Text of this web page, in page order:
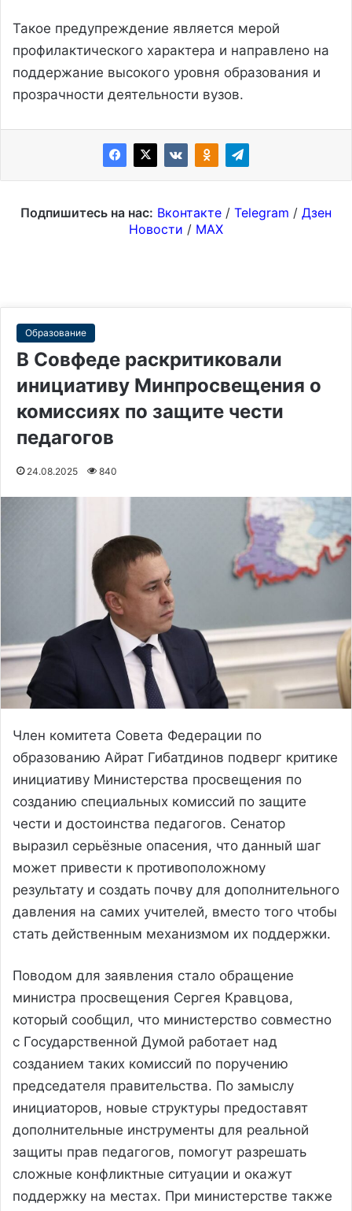
Такое предупреждение является мерой
профилактического характера и направлено на
поддержание высокого уровня образования и
прозрачности деятельности вузов.
Подпишитесь на нас: Вконтакте / Telegram / Дзен
Новости / MAX